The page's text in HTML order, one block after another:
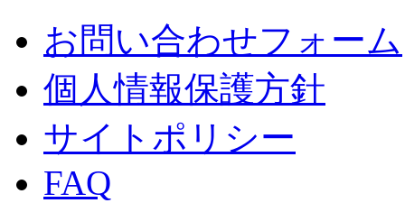
お問い合わせフォーム
個人情報保護方針
サイトポリシー
FAQ